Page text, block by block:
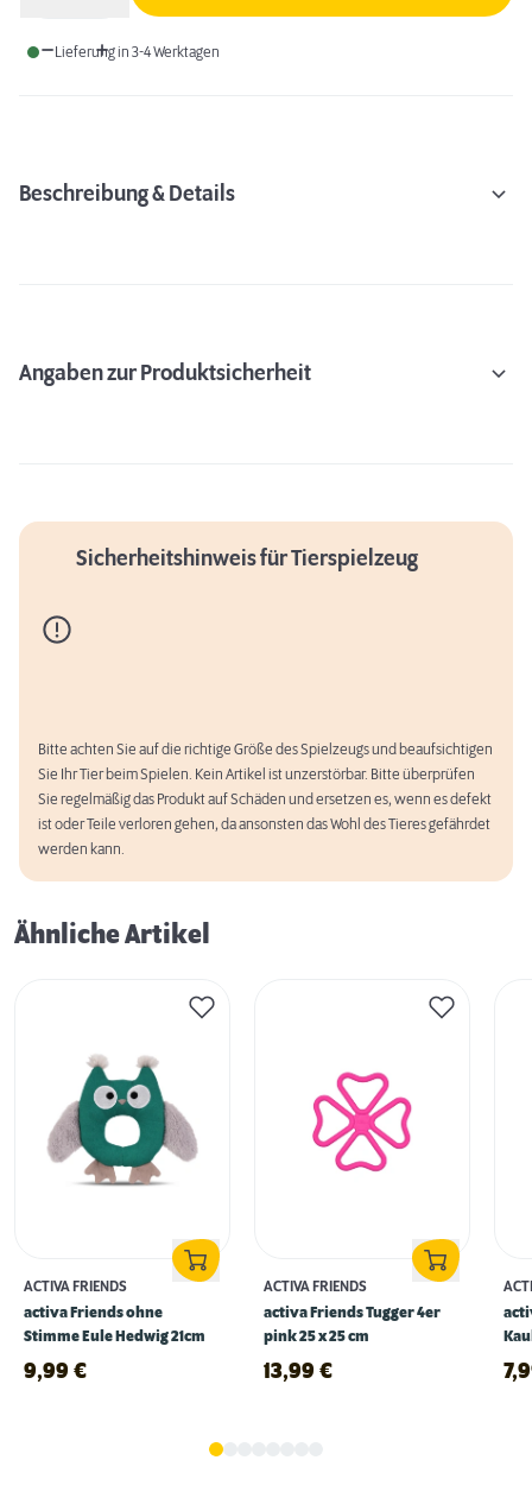
Lieferung in 3-4 Werktagen
Beschreibung & Details
Angaben zur Produktsicherheit
Sicherheitshinweis für Tierspielzeug
Bitte achten Sie auf die richtige Größe des Spielzeugs und beaufsichtigen
Sie Ihr Tier beim Spielen. Kein Artikel ist unzerstörbar. Bitte überprüfen
Sie regelmäßig das Produkt auf Schäden und ersetzen es, wenn es defekt
ist oder Teile verloren gehen, da ansonsten das Wohl des Tieres gefährdet
werden kann.
Ähnliche Artikel
ACTIVA FRIENDS
activa Friends ohne
Stimme Eule Hedwig 21cm
9,99 €
ACTIVA FRIENDS
activa Friends Tugger 4er
pink 25 x 25 cm
13,99 €